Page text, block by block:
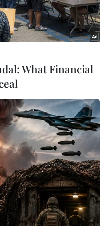
sẽ tham dự nhiều giải quốc
What Financial